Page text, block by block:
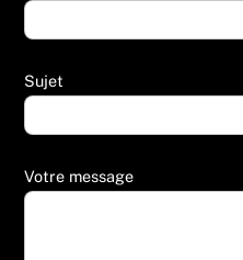
Sujet
Votre message